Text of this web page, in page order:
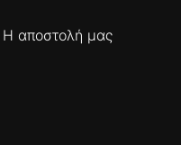
Η αποστολή μας